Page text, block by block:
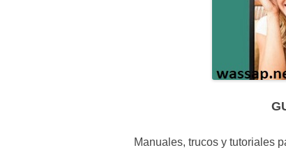
Manuales, trucos y tutoriales